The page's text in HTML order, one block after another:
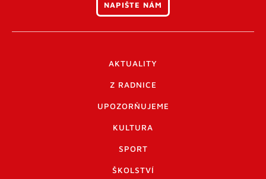
NAPIŠTE NÁM
AKTUALITY
Z RADNICE
UPOZORŇUJEME
KULTURA
SPORT
ŠKOLSTVÍ